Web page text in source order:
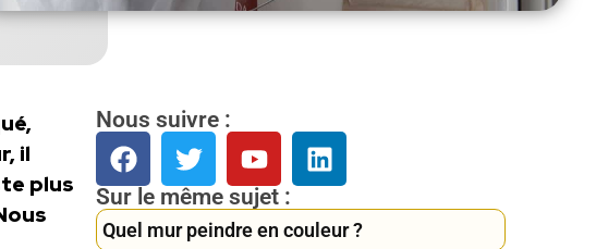
il
plus
Nous suivre :
Sur le même sujet :
Quel mur peindre en couleur ?